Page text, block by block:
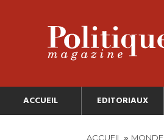
ACCUEIL EDITORIAUX
ACCUEIL MONDE